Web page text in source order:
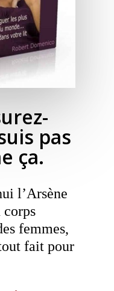
pas
ça.
l’Arsène
femmes,
fait pour